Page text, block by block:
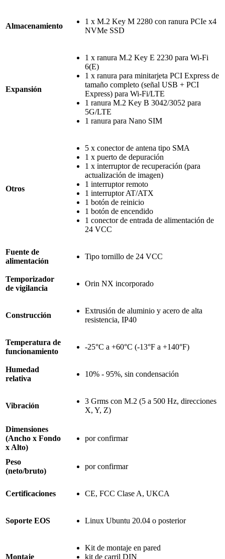
Almacenamiento
1 x M.2 Key M 2280 con ranura PCIe x4
NVMe SSD
Expansión
1 x ranura M.2 Key E 2230 para Wi-Fi
6(E)
1 x ranura para minitarjeta PCI Express de
tamaño completo (señal USB + PCI
Express) para Wi-Fi/LTE
1 ranura M.2 Key B 3042/3052 para
5G/LTE
1 ranura para Nano SIM
Otros
5 x conector de antena tipo SMA
1 x puerto de depuración
1 x interruptor de recuperación (para
actualización de imagen)
1 interruptor remoto
1 interruptor AT/ATX
1 botón de reinicio
1 botón de encendido
1 conector de entrada de alimentación de
24 VCC
Fuente de
alimentación
Tipo tornillo de 24 VCC
Temporizador
de vigilancia
Orin NX incorporado
Construcción
Extrusión de aluminio y acero de alta
resistencia, IP40
Temperatura de
funcionamiento
-25°C a +60°C (-13°F a +140°F)
Humedad
relativa
10% - 95%, sin condensación
Vibración
3 Grms con M.2 (5 a 500 Hz, direcciones
X, Y, Z)
Dimensiones
(Ancho x Fondo
x Alto)
por confirmar
Peso
(neto/bruto)
por confirmar
Certificaciones CE, FCC Clase A, UKCA
Soporte EOS Linux Ubuntu 20.04 o posterior
Montaje
Kit de montaje en pared
kit de carril DIN